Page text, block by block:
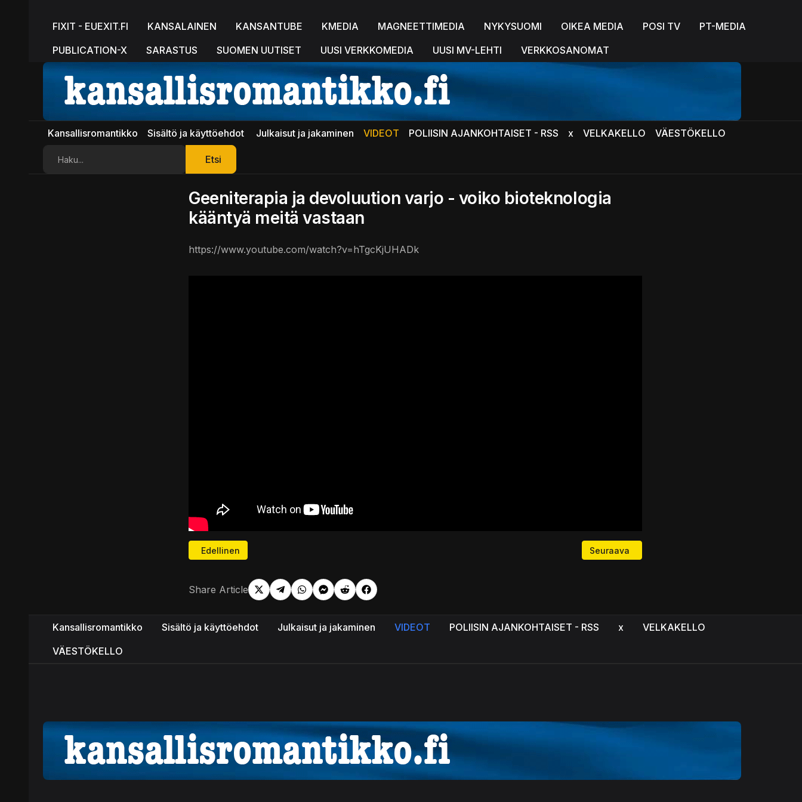
FIXIT - EUEXIT.FI KANSALAINEN KANSANTUBE KMEDIA MAGNEETTIMEDIA NYKYSUOMI OIKEA MEDIA POSI TV
PT-MEDIA
PUBLICATION-X
SARASTUS SUOMEN UUTISET UUSI VERKKOMEDIA UUSI MV-LEHTI VERKKOSANOMAT
Kansallisromantikko Sisältö ja käyttöehdot Julkaisut ja jakaminen VIDEOT POLIISIN AJANKOHTAISET - RSS x VELKAKELLO
VÄESTÖKELLO
Etsi
Geeniterapia ja devoluution varjo - voiko bioteknologia
kääntyä meitä vastaan
https://www.youtube.com/watch?v=hTgcKjUHADk
Edellinen artikkeli: 🔴LIVE
Edellinen Seuraava artikkeli: Tutkien varjossa - kun vihreä
Seuraava
Share Article
Kansallisromantikko Sisältö ja käyttöehdot Julkaisut ja jakaminen VIDEOT POLIISIN AJANKOHTAISET - RSS x
VELKAKELLO
VÄESTÖKELLO